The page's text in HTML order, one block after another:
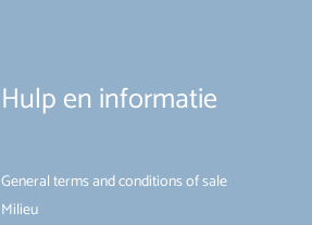
Hulp en informatie
General terms and conditions of sale
Milieu